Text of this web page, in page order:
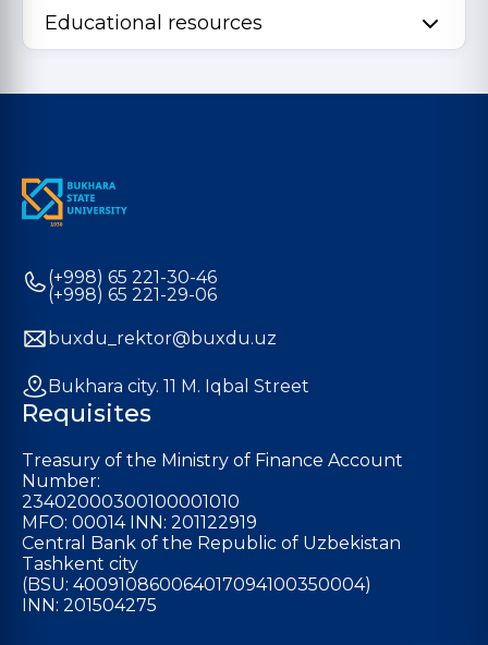
Educational resources
(+998) 65 221-30-46
(+998) 65 221-29-06
buxdu_rektor@buxdu.uz
Bukhara city. 11 M. Iqbal Street
Requisites
Treasury of the Ministry of Finance Account
Number:
23402000300100001010
MFO: 00014 INN: 201122919
Central Bank of the Republic of Uzbekistan
Tashkent city
(BSU: 400910860064017094100350004)
INN: 201504275